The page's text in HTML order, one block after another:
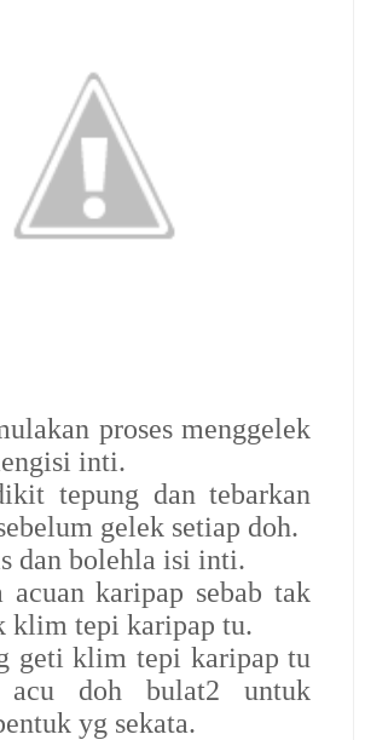
proses menggelek
inti.
tepung dan tebarkan
gelek setiap doh.
dan bolehla isi inti.
acuan karipap sebab tak
klim tepi karipap tu.
geti klim tepi karipap tu
doh bulat2 untuk
yg sekata.